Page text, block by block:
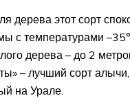
дерева этот сорт
с температурами
дерева – до 2
– лучший сорт алычи,
на Урале.